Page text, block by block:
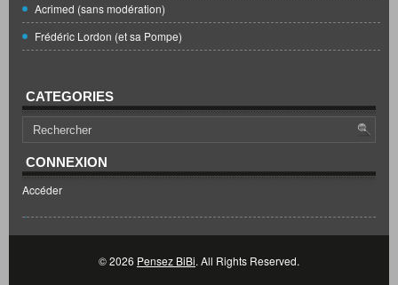
Acrimed (sans modération)
Frédéric Lordon (et sa Pompe)
CATEGORIES
CONNEXION
Accéder
© 2026 Pensez BiBi. All Rights Reserved.